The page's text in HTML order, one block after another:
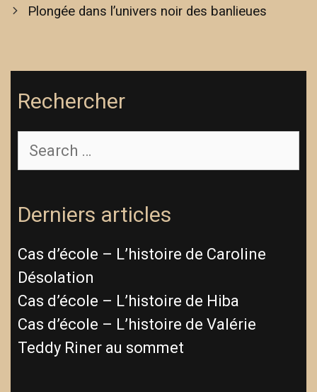
Plongée dans l’univers noir des banlieues
Rechercher
Derniers articles
Cas d’école – L’histoire de Caroline
Désolation
Cas d’école – L’histoire de Hiba
Cas d’école – L’histoire de Valérie
Teddy Riner au sommet